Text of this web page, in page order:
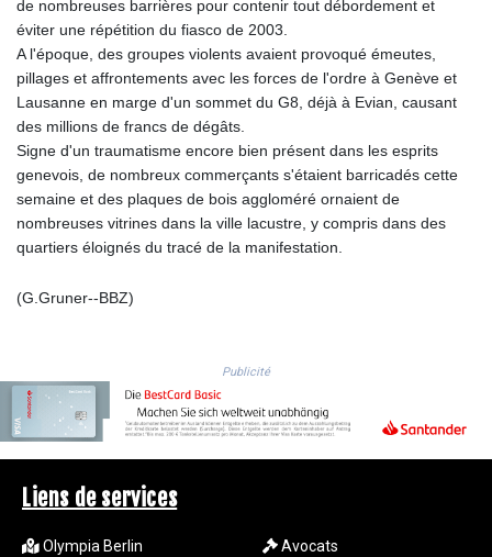
MUR 54.285874
MVR 17.852389
MWK
2007.117959
MXN 19.919233
MYR 4.724922
MZN 73.848488
NAD 18.858
NGN
1574.334577
NIO 42.504153
PAB 1.154903
PGK 5.111391
6887.534304
de nombreuses barrières pour contenir tout débordement et
éviter une répétition du fiasco de 2003.
A l'époque, des groupes violents avaient provoqué émeutes,
pillages et affrontements avec les forces de l'ordre à Genève et
Lausanne en marge d'un sommet du G8, déjà à Evian, causant
des millions de francs de dégâts.
Signe d'un traumatisme encore bien présent dans les esprits
genevois, de nombreux commerçants s'étaient barricadés cette
semaine et des plaques de bois aggloméré ornaient de
nombreuses vitrines dans la ville lacustre, y compris dans des
quartiers éloignés du tracé de la manifestation.
(G.Gruner--BBZ)
Publicité
Liens de services
Olympia Berlin
Avocats